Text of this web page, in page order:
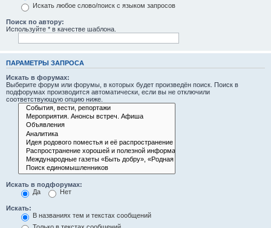
Искать любое слово/поиск с языком запросов
Поиск по автору:
Используйте * в качестве шаблона.
ПАРАМЕТРЫ ЗАПРОСА
Искать в форумах:
Выберите форум или форумы, в которых будет произведён поиск. Поиск в
подфорумах производится автоматически, если вы не отключили
соответствующую опцию ниже.
Искать в подфорумах:
Да
Нет
Искать:
В названиях тем и текстах сообщений